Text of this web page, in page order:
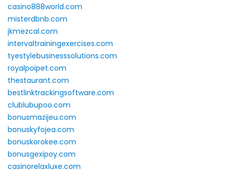
casino888world.com
misterdbnb.com
jkmezcal.com
intervaltrainingexercises.com
tyestylebusinesssolutions.com
royalpoipet.com
thestaurant.com
bestlinktrackingsoftware.com
clublubupoo.com
bonusmazijeu.com
bonuskyfojea.com
bonuskorokee.com
bonusgexipoy.com
casinorelaxluxe.com